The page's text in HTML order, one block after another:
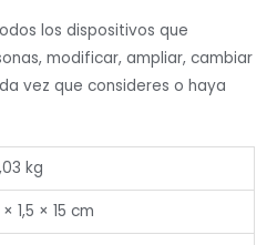
los dispositivos que
modificar, ampliar, cambiar
vez que consideres o haya
kg
1,5 × 15 cm